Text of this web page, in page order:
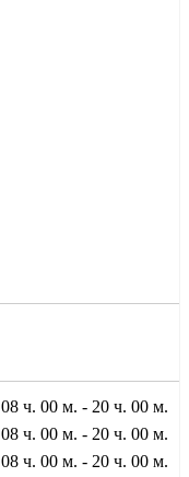
08 ч. 00 м. - 20 ч. 00 м.
08 ч. 00 м. - 20 ч. 00 м.
08 ч. 00 м. - 20 ч. 00 м.